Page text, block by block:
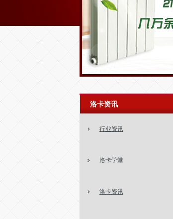
洛卡资讯
行业资讯
洛卡学堂
洛卡资讯